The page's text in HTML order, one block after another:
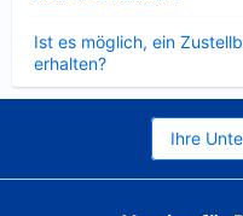
Ist es möglich, ein
erhalten?
Ihre